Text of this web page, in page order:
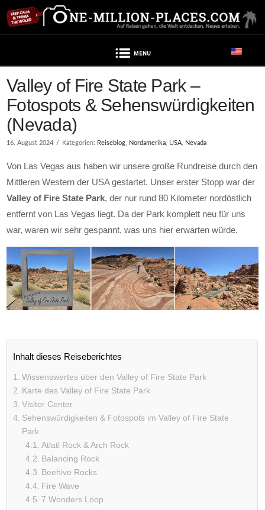
Valley of Fire State Park –
Fotospots & Sehenswürdigkeiten
(Nevada)
16. August 2024 Kategorien: Reiseblog, Nordamerika, USA, Nevada
Von Las Vegas aus haben wir unsere große Rundreise durch den
Mittleren Western der USA gestartet. Unser erster Stopp war der
Valley of Fire State Park, der nur rund 80 Kilometer nordöstlich
entfernt von Las Vegas liegt. Da der Park komplett neu für uns
war, waren wir sehr gespannt, was uns hier erwarten würde.
Inhalt dieses Reiseberichtes
Wissenswertes über den Valley of Fire State Park
Karte des Valley of Fire State Park
Visitor Center
Sehenswürdigkeiten & Fotospots im Valley of Fire State
Park
Atlatl Rock & Arch Rock
Balancing Rock
Beehive Rocks
Fire Wave
7 Wonders Loop